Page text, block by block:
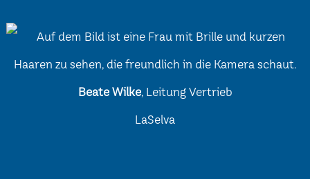
Beate Wilke, Leitung Vertrieb
LaSelva